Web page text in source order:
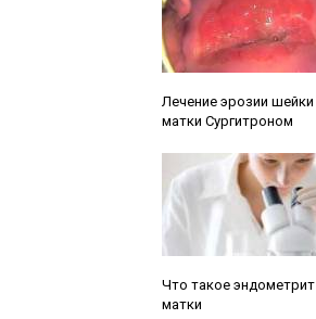
Лечение эрозии шейки
матки Сургитроном
Что такое эндометрит
матки